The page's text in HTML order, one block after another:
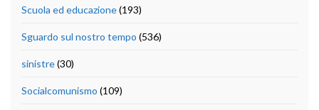
Scuola ed educazione(193)
Sguardo sul nostro tempo (536)
sinistre(30)
Socialcomunismo (109)